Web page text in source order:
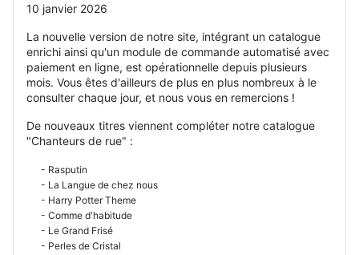
10 janvier 2026
La nouvelle version de notre site, intégrant un catalogue
enrichi ainsi qu'un module de commande automatisé avec
paiement en ligne, est opérationnelle depuis plusieurs
mois. Vous êtes d'ailleurs de plus en plus nombreux à le
consulter chaque jour, et nous vous en remercions !
De nouveaux titres viennent compléter notre catalogue
"Chanteurs de rue" :
- Rasputin
- La Langue de chez nous
- Harry Potter Theme
- Comme d'habitude
- Le Grand Frisé
- Perles de Cristal